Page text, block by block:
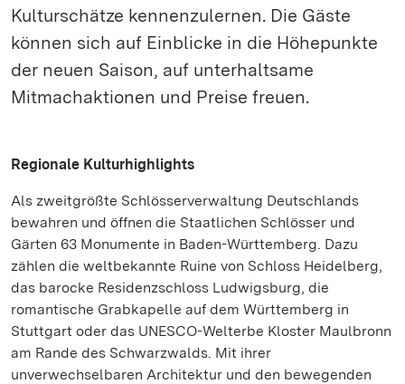
Kulturschätze kennenzulernen. Die Gäste
können sich auf Einblicke in die Höhepunkte
der neuen Saison, auf unterhaltsame
Mitmachaktionen und Preise freuen.
Regionale Kulturhighlights
Als zweitgrößte Schlösserverwaltung Deutschlands
bewahren und öffnen die Staatlichen Schlösser und
Gärten 63 Monumente in Baden-Württemberg. Dazu
zählen die weltbekannte Ruine von Schloss Heidelberg,
das barocke Residenzschloss Ludwigsburg, die
romantische Grabkapelle auf dem Württemberg in
Stuttgart oder das UNESCO-Welterbe Kloster Maulbronn
am Rande des Schwarzwalds. Mit ihrer
unverwechselbaren Architektur und den bewegenden